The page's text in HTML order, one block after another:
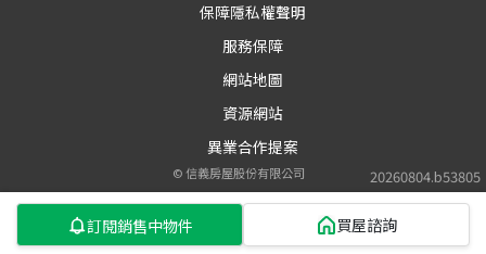
訂閱銷售中物件 買屋諮詢
20260804.b53805
保障隱私權聲明
服務保障
網站地圖
資源網站
異業合作提案
©信義房屋股份有限公司